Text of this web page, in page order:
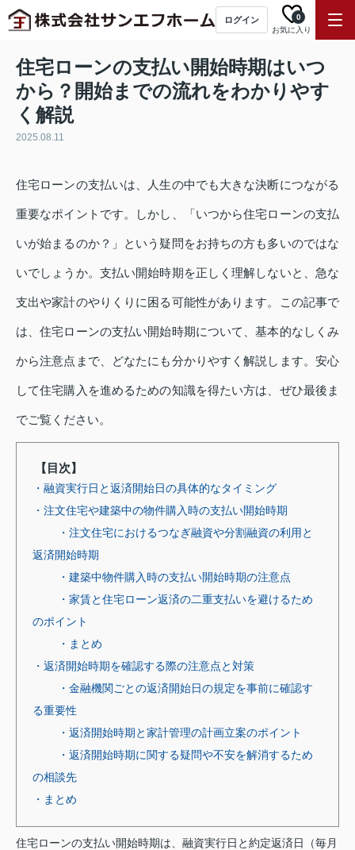
ログイン
お気に入り
0
住宅ローンの支払い開始時期はいつ
から？開始までの流れをわかりやす
く解説
2025.08.11
住宅ローンの支払いは、人生の中でも大きな決断につながる
重要なポイントです。しかし、「いつから住宅ローンの支払
いが始まるのか？」という疑問をお持ちの方も多いのではな
いでしょうか。支払い開始時期を正しく理解しないと、急な
支出や家計のやりくりに困る可能性があります。この記事で
は、住宅ローンの支払い開始時期について、基本的なしくみ
から注意点まで、どなたにも分かりやすく解説します。安心
して住宅購入を進めるための知識を得たい方は、ぜひ最後ま
でご覧ください。
【目次】
・融資実行日と返済開始日の具体的なタイミング
・注文住宅や建築中の物件購入時の支払い開始時期
・注文住宅におけるつなぎ融資や分割融資の利用と
返済開始時期
・建築中物件購入時の支払い開始時期の注意点
・家賃と住宅ローン返済の二重支払いを避けるため
のポイント
・まとめ
・返済開始時期を確認する際の注意点と対策
・金融機関ごとの返済開始日の規定を事前に確認す
る重要性
・返済開始時期と家計管理の計画立案のポイント
・返済開始時期に関する疑問や不安を解消するため
の相談先
・まとめ
住宅ローンの支払い開始時期は、融資実行日と約定返済日（毎月